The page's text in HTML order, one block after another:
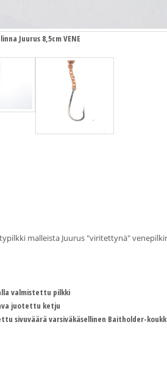
Juurus 8,5cm VENE
malleista Juurus "viritettynä"
valmistettu pilkki
juotettu ketju
sivuväärä varsiväkäsellinen Baitholder-